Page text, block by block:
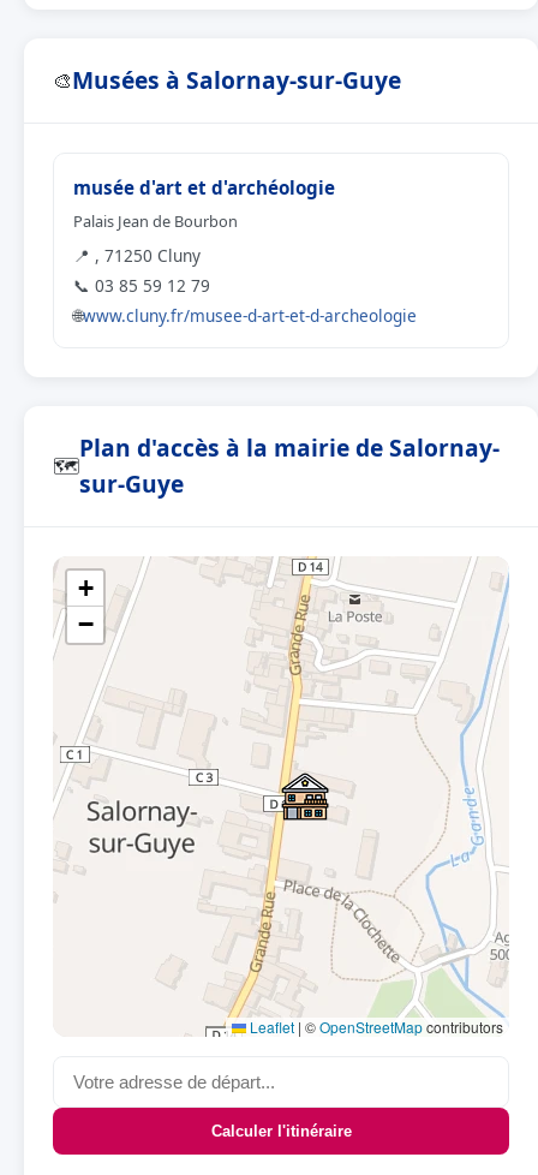
🎨Musées à Salornay-sur-Guye
musée d'art et d'archéologie
Palais Jean de Bourbon
📍 , 71250 Cluny
📞 03 85 59 12 79
🌐www.cluny.fr/musee-d-art-et-d-archeologie
🗺
Plan d'accès à la mairie de Salornay-
sur-Guye
+
−
Leaflet | ©OpenStreetMapcontributors
Calculer l'itinéraire